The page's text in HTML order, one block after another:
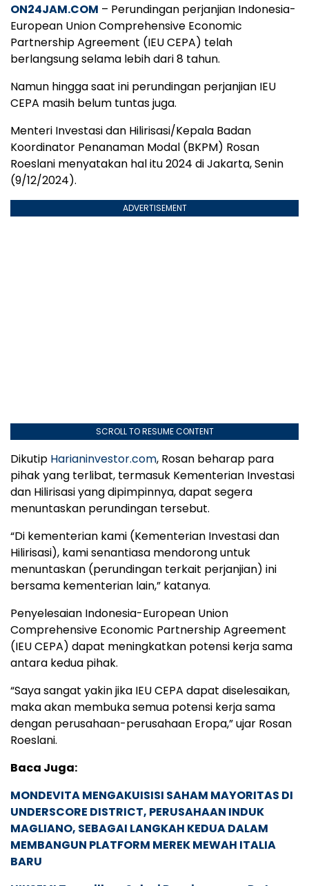
ON24JAM.COM – Perundingan perjanjian Indonesia-
European Union Comprehensive Economic
Partnership Agreement (IEU CEPA) telah
berlangsung selama lebih dari 8 tahun.
Namun hingga saat ini perundingan perjanjian IEU
CEPA masih belum tuntas juga.
Menteri Investasi dan Hilirisasi/Kepala Badan
Koordinator Penanaman Modal (BKPM) Rosan
Roeslani menyatakan hal itu 2024 di Jakarta, Senin
(9/12/2024).
ADVERTISEMENT
SCROLL TO RESUME CONTENT
Dikutip Harianinvestor.com, Rosan beharap para
pihak yang terlibat, termasuk Kementerian Investasi
dan Hilirisasi yang dipimpinnya, dapat segera
menuntaskan perundingan tersebut.
“Di kementerian kami (Kementerian Investasi dan
Hilirisasi), kami senantiasa mendorong untuk
menuntaskan (perundingan terkait perjanjian) ini
bersama kementerian lain,” katanya.
Penyelesaian Indonesia-European Union
Comprehensive Economic Partnership Agreement
(IEU CEPA) dapat meningkatkan potensi kerja sama
antara kedua pihak.
“Saya sangat yakin jika IEU CEPA dapat diselesaikan,
maka akan membuka semua potensi kerja sama
dengan perusahaan-perusahaan Eropa,” ujar Rosan
Roeslani.
Baca Juga:
MONDEVITA MENGAKUISISI SAHAM MAYORITAS DI
UNDERSCORE DISTRICT, PERUSAHAAN INDUK
MAGLIANO, SEBAGAI LANGKAH KEDUA DALAM
MEMBANGUN PLATFORM MEREK MEWAH ITALIA
BARU